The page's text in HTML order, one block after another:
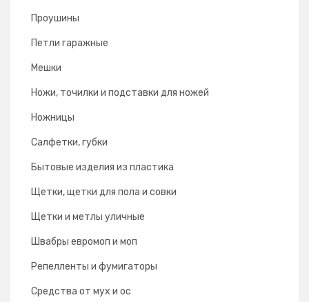
Проушины
Петли гаражные
Мешки
Ножи, точилки и подставки для ножей
Ножницы
Салфетки, губки
Бытовые изделия из пластика
Щетки, щетки для пола и совки
Щетки и метлы уличные
Швабры евромоп и моп
Репелленты и фумигаторы
Средства от мух и ос